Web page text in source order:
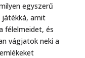
egyszerű
amit
félelmeidet, és
vágjatok neki a